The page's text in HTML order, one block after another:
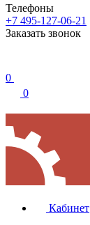
Телефоны
+7 495-127-06-21
Заказать звонок
0
0
Кабинет